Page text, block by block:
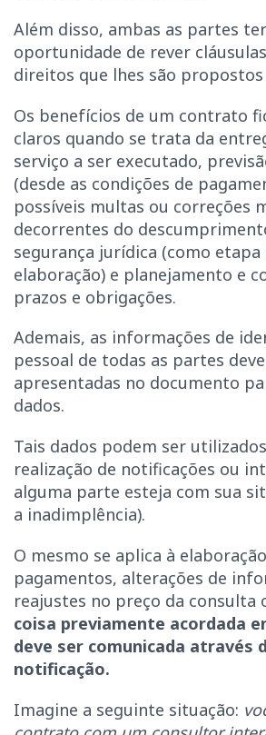
Além disso, ambas as partes
oportunidade de rever
direitos que lhes são
Os benefícios de um contrato
claros quando se trata da
serviço a ser executado,
(desde as condições de
possíveis multas ou correções
decorrentes do
segurança jurídica (como
elaboração) e planejamento e
prazos e obrigações.
Ademais, as informações de
pessoal de todas as partes
apresentadas no documento
dados.
Tais dados podem ser
realização de notificações ou
alguma parte esteja com sua
a inadimplência).
O mesmo se aplica à
pagamentos, alterações de
reajustes no preço da consulta
coisa previamente acordada
deve ser comunicada através
notificação.
Imagine a seguinte situação: